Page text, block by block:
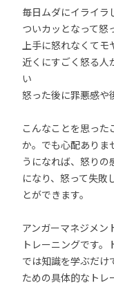
毎日ムダにイライラ
ついカッとなって怒
上手に怒れなくてモ
近くにすごく怒る人
い
怒った後に罪悪感
こんなことを思った
か。でも心配ありま
うになれば、怒りの
になり、怒って失敗
とができます。
アンガーマネジメン
トレーニングです
では知識を学ぶだけ
ための具体的なトレ